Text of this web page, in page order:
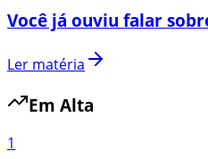
Você já ouviu falar
Ler matéria
Em Alta
1